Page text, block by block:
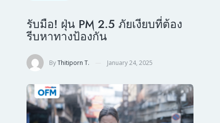
รับมือ! ฝุ่น PM 2.5 ภัยเงียบที่ต้อง
รีบหาทางป้องกัน
ByThitiporn T. January 24, 2025